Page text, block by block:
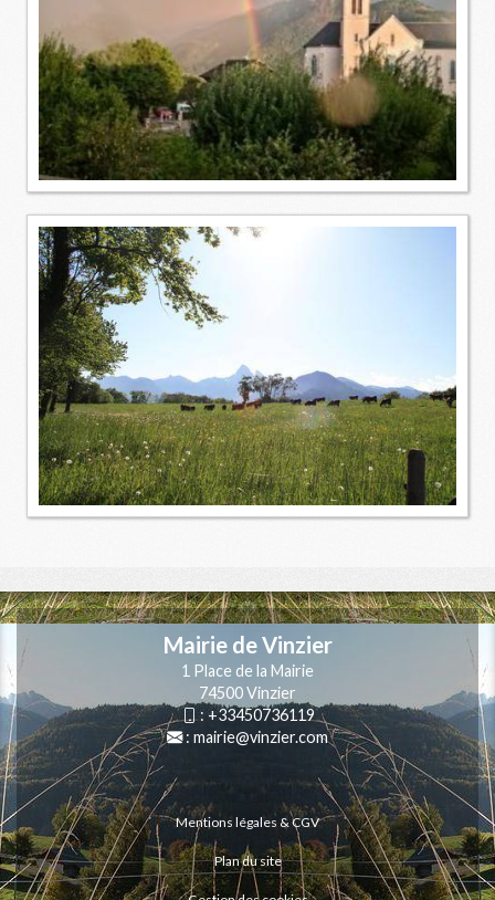
Mairie de Vinzier
1 Place de la Mairie
74500 Vinzier
: +33450736119
: mairie@vinzier.com
Mentions légales & CGV
Plan du site